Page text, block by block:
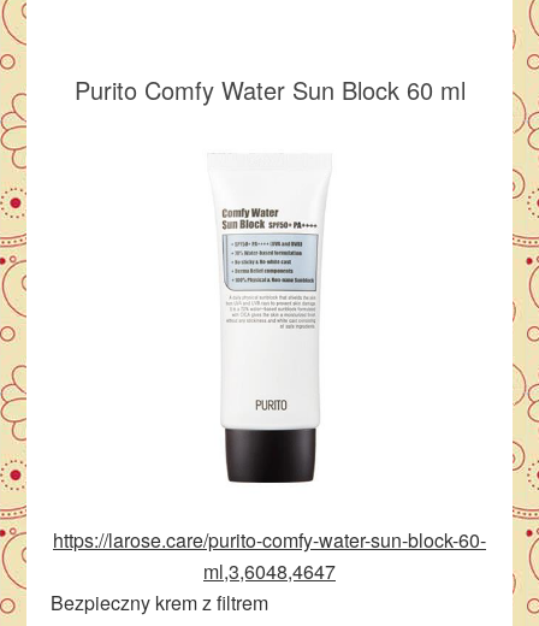
Purito Comfy Water Sun Block 60 ml
https://larose.care/purito-comfy-water-sun-block-60-
ml,3,6048,4647
Bezpieczny krem z filtrem